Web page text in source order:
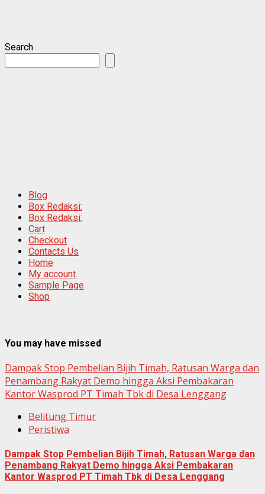
Search
Blog
Box Redaksi:
Box Redaksi:
Cart
Checkout
Contacts Us
Home
My account
Sample Page
Shop
You may have missed
Dampak Stop Pembelian Bijih Timah, Ratusan Warga dan
Penambang Rakyat Demo hingga Aksi Pembakaran
Kantor Wasprod PT Timah Tbk di Desa Lenggang
Belitung Timur
Peristiwa
Dampak Stop Pembelian Bijih Timah, Ratusan Warga dan
Penambang Rakyat Demo hingga Aksi Pembakaran
Kantor Wasprod PT Timah Tbk di Desa Lenggang